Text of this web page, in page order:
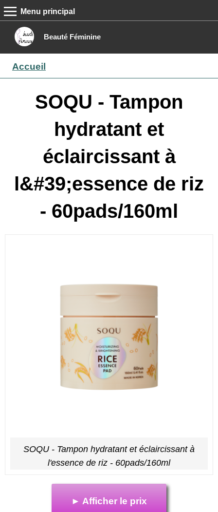
Beauté Féminine
MENU PRINCIPAL
Menu principal
Boutique
Contact
Accueil
SOQU - Tampon
hydratant et
éclaircissant à
l&#39;essence de riz
- 60pads/160ml
SOQU - Tampon hydratant et éclaircissant à
l'essence de riz - 60pads/160ml
► Afficher le prix